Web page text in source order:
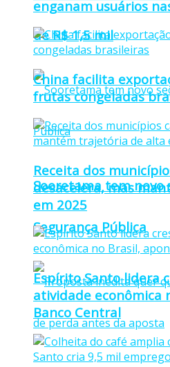
de R$ 1,5 mil
Sooretama tem novo
Segurança Pública
enganam usuários
China facilita
frutas congeladas
Receita dos
desacelera, mas
em 2025
Espírito Santo lidera
atividade econômica
Banco Central